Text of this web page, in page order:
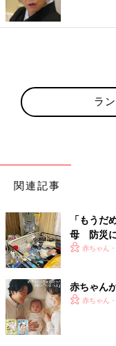
ア児は災害拠点病院に
ることが多く、そうい
ーも、自分たちが被
やり過ごす用意をし
剤、おむつや口腔ケ
どに必要な医療用具
心構え③ 自分の家
地域のハザードマップ
砂災害などの危険がど
す。
「どういった住まいで
動きは違ってきます。
んでいる人はすぐに避
ンの高層階に住んでい
ただし、人工呼吸器を
ラ
関連記事
「もうだ
母 防災に
赤ちゃん
赤ちゃん
赤ちゃん